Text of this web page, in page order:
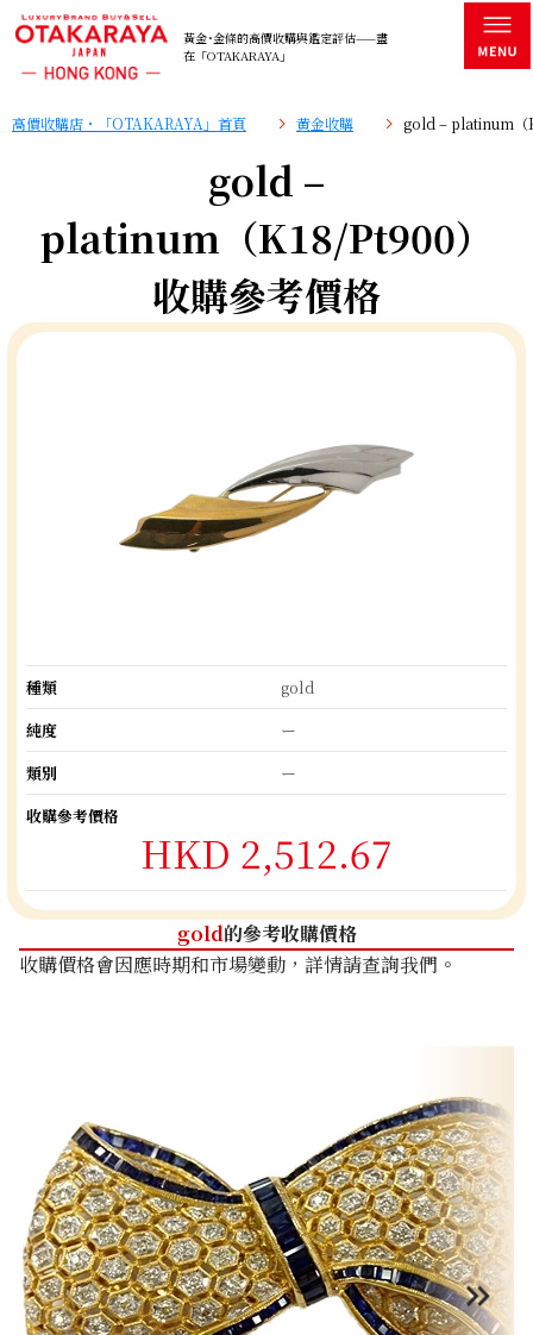
黃金･金條的高價收購與鑑定評估——盡
在「OTAKARAYA」
高價收購店・「OTAKARAYA」首頁 黄金收購 gold – platinum（
gold –
platinum（K18/Pt900）
收購參考價格
種類
gold
純度
ー
類別
ー
收購參考價格
HKD 2,512.67
gold的參考收購價格
收購價格會因應時期和市場變動，詳情請查詢我們。